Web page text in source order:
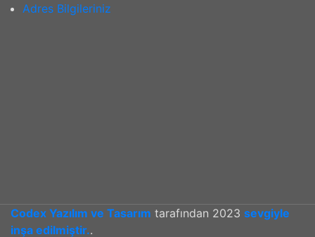
Adres Bilgileriniz
Codex Yazılım ve Tasarım tarafından 2023 sevgiyle
inşa edilmiştir..